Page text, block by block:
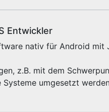
Entwickler
nativ für Android
z.B. mit dem
Systeme umgesetzt